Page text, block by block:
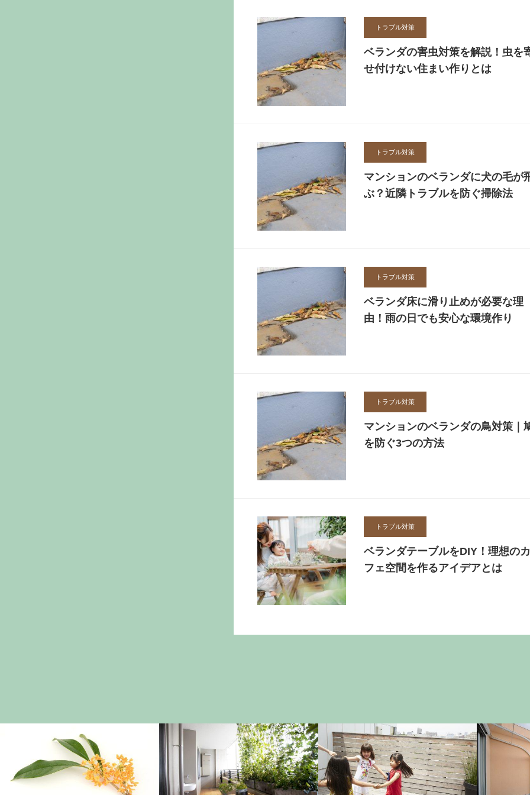
トラブル対策
ベランダの害虫対策を解説！虫を
せ付けない住まい作りとは
トラブル対策
マンションのベランダに犬の毛が
ぶ？近隣トラブルを防ぐ掃除法
トラブル対策
ベランダ床に滑り止めが必要な理
由！雨の日でも安心な環境作り
トラブル対策
マンションのベランダの鳥対策｜
を防ぐ3つの方法
トラブル対策
ベランダテーブルをDIY！理想のカ
フェ空間を作るアイデアとは